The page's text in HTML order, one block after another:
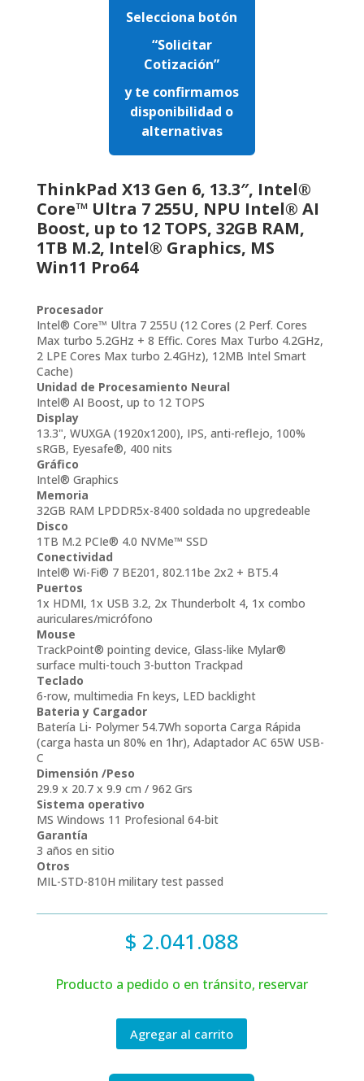
Selecciona botón
“Solicitar
Cotización”
y te confirmamos
disponibilidad o
alternativas
ThinkPad X13 Gen 6, 13.3″, Intel®
Core™ Ultra 7 255U, NPU Intel® AI
Boost, up to 12 TOPS, 32GB RAM,
1TB M.2, Intel® Graphics, MS
Win11 Pro64
Procesador
Intel® Core™ Ultra 7 255U (12 Cores (2 Perf. Cores
Max turbo 5.2GHz + 8 Effic. Cores Max Turbo 4.2GHz,
2 LPE Cores Max turbo 2.4GHz), 12MB Intel Smart
Cache)
Unidad de Procesamiento Neural
Intel® AI Boost, up to 12 TOPS
Display
13.3", WUXGA (1920x1200), IPS, anti-reflejo, 100%
sRGB, Eyesafe®, 400 nits
Gráfico
Intel® Graphics
Memoria
32GB RAM LPDDR5x-8400 soldada no upgredeable
Disco
1TB M.2 PCIe® 4.0 NVMe™ SSD
Conectividad
Intel® Wi-Fi® 7 BE201, 802.11be 2x2 + BT5.4
Puertos
1x HDMI, 1x USB 3.2, 2x Thunderbolt 4, 1x combo
auriculares/micrófono
Mouse
TrackPoint® pointing device, Glass-like Mylar®
surface multi-touch 3-button Trackpad
Teclado
6-row, multimedia Fn keys, LED backlight
Bateria y Cargador
Batería Li- Polymer 54.7Wh soporta Carga Rápida
(carga hasta un 80% en 1hr), Adaptador AC 65W USB-
C
Dimensión /Peso
29.9 x 20.7 x 9.9 cm / 962 Grs
Sistema operativo
MS Windows 11 Profesional 64-bit
Garantía
3 años en sitio
Otros
MIL-STD-810H military test passed
$ 2.041.088
Producto a pedido o en tránsito, reservar
Agregar al carrito